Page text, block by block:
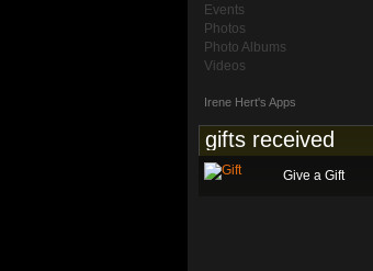
Events
Photos
Photo Albums
Videos
Irene Hert's Apps
gifts received
Give a Gift